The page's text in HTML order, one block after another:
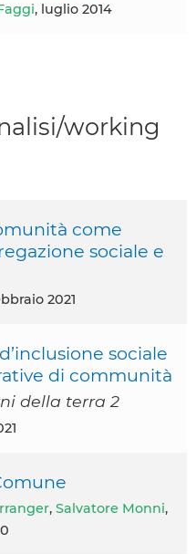
, luglio 2014
working
come
sociale e
2021
sociale
di communità
della terra 2
, Salvatore Monni,